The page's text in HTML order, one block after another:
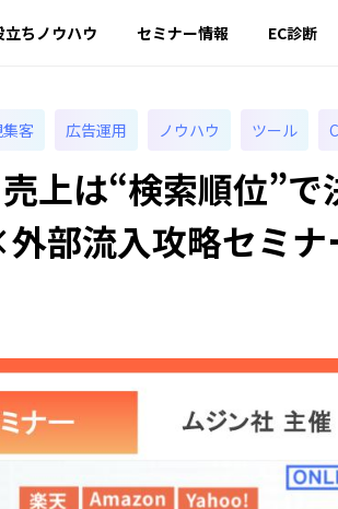
立ちノウハウ セミナー情報 EC診断
客 広告運用 ノウハウ ツール
売上は“検索順位”
部流入攻略セミナ